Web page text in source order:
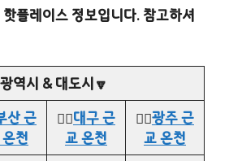
플레이스 정보입니다. 참고하셔
역시 & 대도시🔽
산 근
천
👉🏻대구 근
교 온천
👉🏻광주 근
교 온천